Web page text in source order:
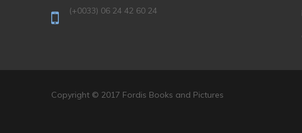
(+0033) 06 24 42 60 24
Copyright © 2017 Fordis Books and Pictures